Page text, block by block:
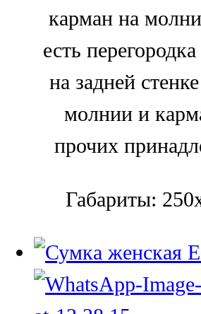
карман на
есть
на задней
молнии и
прочих
Габариты: